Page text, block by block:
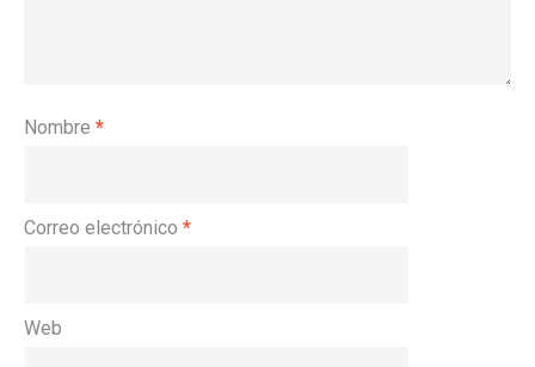
Nombre *
Correo electrónico *
Web